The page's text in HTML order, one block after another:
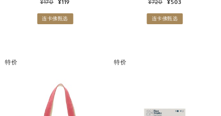
¥170 ¥119
连卡佛甄选
¥720 ¥503
连卡佛甄选
特价 特价